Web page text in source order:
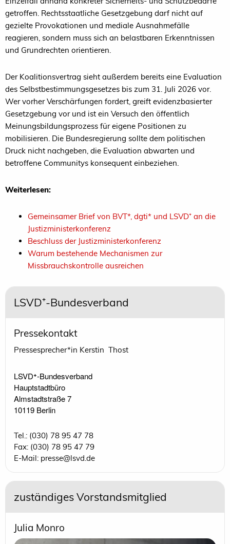
getroffen. Rechtsstaatliche Gesetzgebung darf nicht auf
gezielte Provokationen und mediale Ausnahmefälle
reagieren, sondern muss sich an belastbaren Erkenntnissen
und Grundrechten orientieren.
Der Koalitionsvertrag sieht außerdem bereits eine Evaluation
des Selbstbestimmungsgesetzes bis zum 31. Juli 2026 vor.
Wer vorher Verschärfungen fordert, greift evidenzbasierter
Gesetzgebung vor und ist ein Versuch den öffentlich
Meinungsbildungsprozess für eigene Positionen zu
mobilisieren. Die Bundesregierung sollte dem politischen
Druck nicht nachgeben, die Evaluation abwarten und
betroffene Communitys konsequent einbeziehen.
Weiterlesen:
Gemeinsamer Brief von BVT*, dgti* und LSVD⁺ an die
Justizministerkonferenz
Beschluss der Justizministerkonferenz
Warum bestehende Mechanismen zur
Missbrauchskontrolle ausreichen
LSVD⁺-Bundesverband
Pressekontakt
Pressesprecher*in Kerstin Thost
LSVD⁺-Bundesverband
Hauptstadtbüro
Almstadtstraße 7
10119 Berlin
Tel.: (030) 78 95 47 78
Fax: (030) 78 95 47 79
E-Mail: presse@lsvd.de
zuständiges Vorstandsmitglied
Julia Monro